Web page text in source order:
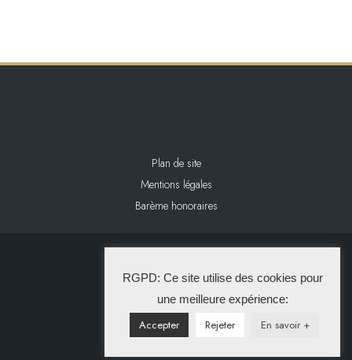
Plan de site
Mentions légales
Barème honoraires
La Solution Immo
RGPD: Ce site utilise des cookies pour
une meilleure expérience:
Accepter Rejeter En savoir +